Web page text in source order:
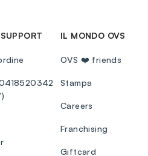
IL MONDO OVS
OVS ❤️ friends
Stampa
Careers
Franchising
Giftcard